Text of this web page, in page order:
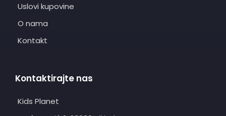
Uslovi kupovine
O nama
Kontakt
Kontaktirajte nas
Kids Planet